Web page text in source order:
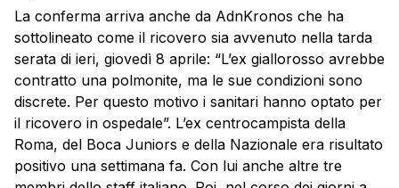
La conferma arriva anche da AdnKronos che ha
sottolineato come il ricovero sia avvenuto nella tarda
serata di ieri, giovedì 8 aprile: “L’ex giallorosso avrebbe
contratto una polmonite, ma le sue condizioni sono
discrete. Per questo motivo i sanitari hanno optato per
il ricovero in ospedale”. L’ex centrocampista della
Roma, del Boca Juniors e della Nazionale era risultato
positivo una settimana fa. Con lui anche altre tre